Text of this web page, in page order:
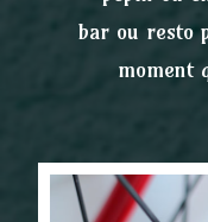
bar ou resto
moment